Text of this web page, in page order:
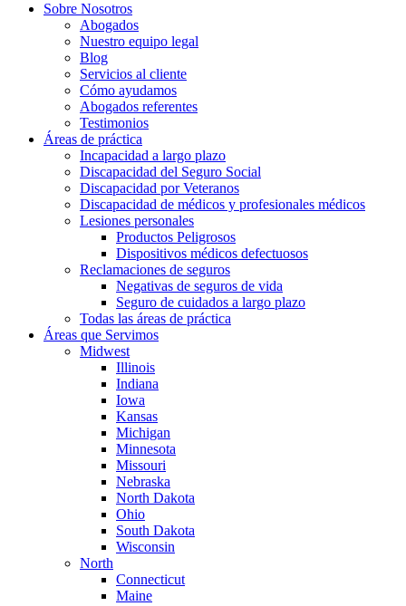
Sobre Nosotros
Abogados
Nuestro equipo legal
Blog
Servicios al cliente
Cómo ayudamos
Abogados referentes
Testimonios
Áreas de práctica
Incapacidad a largo plazo
Discapacidad del Seguro Social
Discapacidad por Veteranos
Discapacidad de médicos y profesionales médicos
Lesiones personales
Productos Peligrosos
Dispositivos médicos defectuosos
Reclamaciones de seguros
Negativas de seguros de vida
Seguro de cuidados a largo plazo
Todas las áreas de práctica
Áreas que Servimos
Midwest
Illinois
Indiana
Iowa
Kansas
Michigan
Minnesota
Missouri
Nebraska
North Dakota
Ohio
South Dakota
Wisconsin
North
Connecticut
Maine